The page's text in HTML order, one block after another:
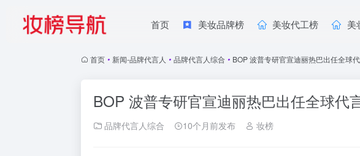
首页 美妆品牌榜 美妆代工榜 美
首页 • 新闻-品牌代言人 • 品牌代言人综合 • BOP 波普专研官宣迪丽热巴出任全球
BOP 波普专研官宣迪丽热巴出任全球代
品牌代言人综合 10个月前发布 妆榜